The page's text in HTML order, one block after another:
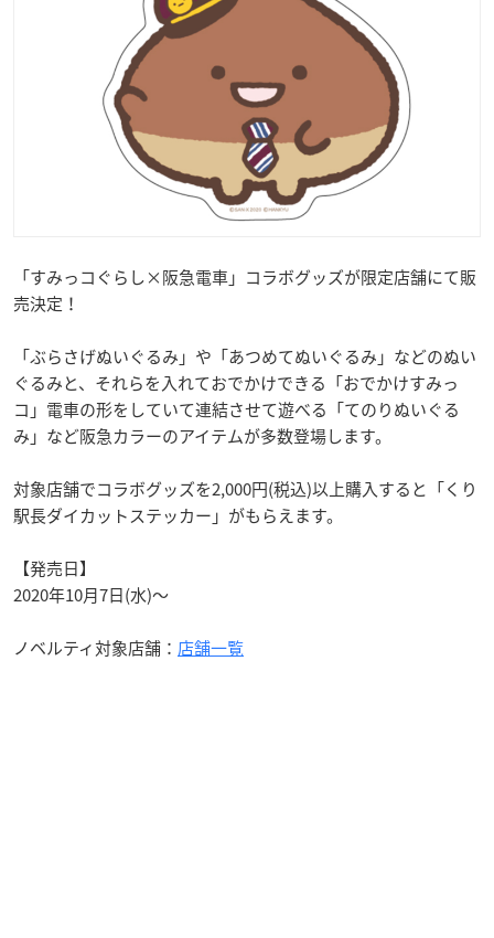
「すみっコぐらし×阪急電車」コラボグッズが限定店舗にて販
売決定！
「ぶらさげぬいぐるみ」や「あつめてぬいぐるみ」などのぬい
ぐるみと、それらを入れておでかけできる「おでかけすみっ
コ」電車の形をしていて連結させて遊べる「てのりぬいぐる
み」など阪急カラーのアイテムが多数登場します。
対象店舗でコラボグッズを2,000円(税込)以上購入すると「くり
駅長ダイカットステッカー」がもらえます。
【発売日】
2020年10月7日(水)～
ノベルティ対象店舗： 店舗一覧